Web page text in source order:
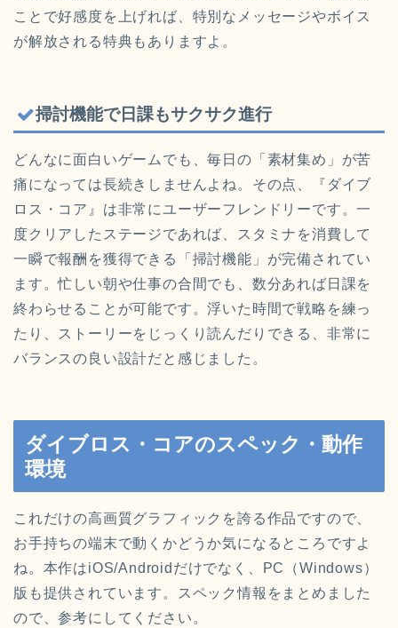
ことで好感度を上げれば、特別なメッセージやボイス
が解放される特典もありますよ。
掃討機能で日課もサクサク進行
どんなに面白いゲームでも、毎日の「素材集め」が苦
痛になっては長続きしませんよね。その点、『ダイブ
ロス・コア』は非常にユーザーフレンドリーです。一
度クリアしたステージであれば、スタミナを消費して
一瞬で報酬を獲得できる「掃討機能」が完備されてい
ます。忙しい朝や仕事の合間でも、数分あれば日課を
終わらせることが可能です。浮いた時間で戦略を練っ
たり、ストーリーをじっくり読んだりできる、非常に
バランスの良い設計だと感じました。
ダイブロス・コアのスペック・動作
環境
これだけの高画質グラフィックを誇る作品ですので、
お手持ちの端末で動くかどうか気になるところですよ
ね。本作はiOS/Androidだけでなく、PC（Windows）
版も提供されています。スペック情報をまとめました
ので、参考にしてください。